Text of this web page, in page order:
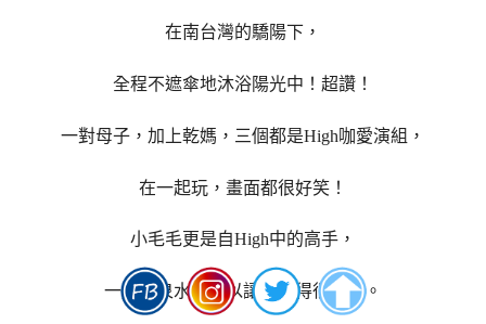
在南台灣的驕陽下，
全程不遮傘地沐浴陽光中！超讚！
一對母子，加上乾媽，三個都是High咖愛演組，
在一起玩，畫面都很好笑！
小毛毛更是自High中的高手，
一瓶礦泉水也可以讓他玩得很開心。